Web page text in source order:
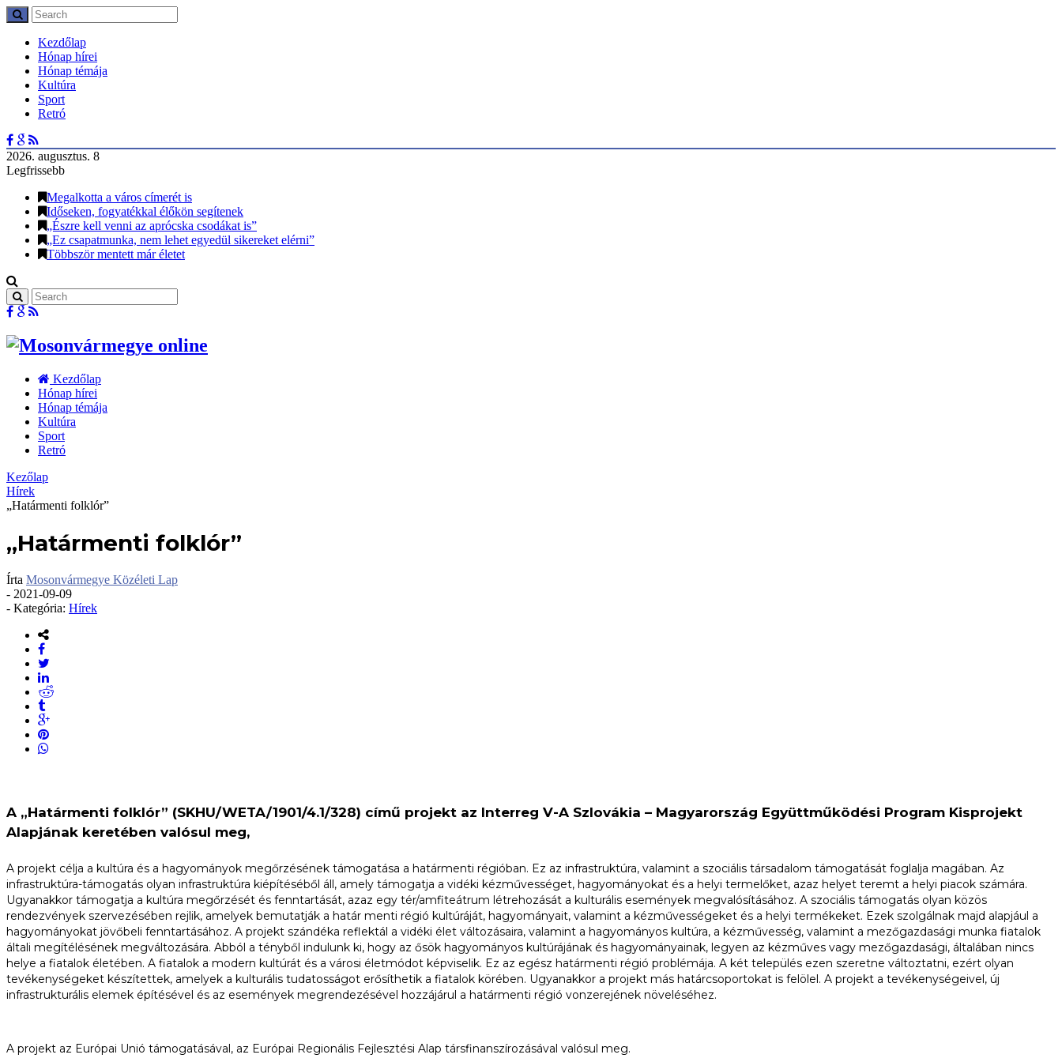
Kezdőlap
Hónap hírei
Hónap témája
Kultúra
Sport
Retró
2026. augusztus. 8
Legfrissebb
Megalkotta a város címerét is
Időseken, fogyatékkal élőkön segítenek
„Észre kell venni az aprócska csodákat is”
„Ez csapatmunka, nem lehet egyedül sikereket elérni”
Többször mentett már életet
Kezdőlap
Hónap hírei
Hónap témája
Kultúra
Sport
Retró
Kezőlap
Hírek
„Határmenti folklór”
„Határmenti folklór”
Írta Mosonvármegye Közéleti Lap
- 2021-09-09
- Kategória: Hírek
A „Határmenti folklór” (SKHU/WETA/1901/4.1/328) című projekt az Interreg V-A Szlovákia – Magyarország Együttműködési Program Kisprojekt
Alapjának keretében valósul meg,
A projekt célja a kultúra és a hagyományok megőrzésének támogatása a határmenti régióban. Ez az infrastruktúra, valamint a szociális társadalom támogatását foglalja magában. Az
infrastruktúra-támogatás olyan infrastruktúra kiépítéséből áll, amely támogatja a vidéki kézművességet, hagyományokat és a helyi termelőket, azaz helyet teremt a helyi piacok számára.
Ugyanakkor támogatja a kultúra megőrzését és fenntartását, azaz egy tér/amfiteátrum létrehozását a kulturális események megvalósításához. A szociális támogatás olyan közös
rendezvények szervezésében rejlik, amelyek bemutatják a határ menti régió kultúráját, hagyományait, valamint a kézművességeket és a helyi termékeket. Ezek szolgálnak majd alapjául a
hagyományokat jövőbeli fenntartásához. A projekt szándéka reflektál a vidéki élet változásaira, valamint a hagyományos kultúra, a kézművesség, valamint a mezőgazdasági munka fiatalok
általi megítélésének megváltozására. Abból a tényből indulunk ki, hogy az ősök hagyományos kultúrájának és hagyományainak, legyen az kézműves vagy mezőgazdasági, általában nincs
helye a fiatalok életében. A fiatalok a modern kultúrát és a városi életmódot képviselik. Ez az egész határmenti régió problémája. A két település ezen szeretne változtatni, ezért olyan
tevékenységeket készítettek, amelyek a kulturális tudatosságot erősíthetik a fiatalok körében. Ugyanakkor a projekt más határcsoportokat is felölel. A projekt a tevékenységeivel, új
infrastrukturális elemek építésével és az események megrendezésével hozzájárul a határmenti régió vonzerejének növeléséhez.
A projekt az Európai Unió támogatásával, az Európai Regionális Fejlesztési Alap társfinanszírozásával valósul meg.